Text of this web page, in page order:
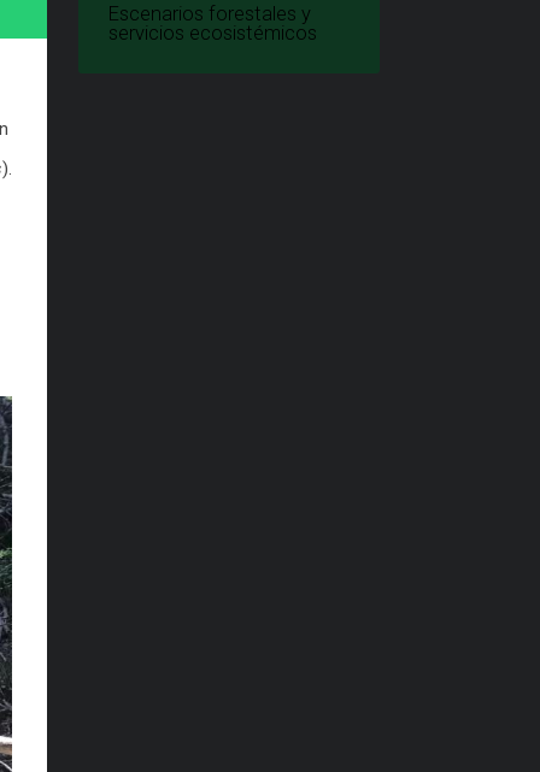
).
Escenarios forestales y
servicios ecosistémicos